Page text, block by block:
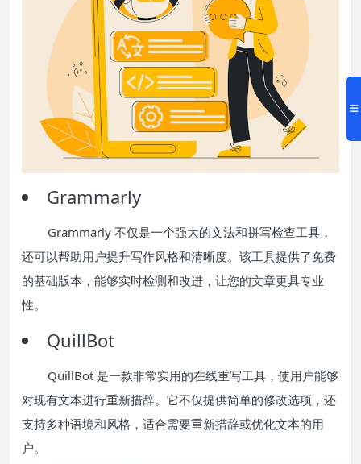
Grammarly
Grammarly 不仅是一个强大的文法和拼写检查工具，
还可以帮助用户提升写作风格和清晰度。该工具提供了免费
的基础版本，能够实时检测和改进，让您的文章更具专业
性。
QuillBot
QuillBot 是一款非常实用的在线重写工具，使用户能够
对现有文本进行重新措辞。它不仅提供简单的修改选项，还
支持多种语境和风格，适合需要重新措辞或优化文本的用
户。